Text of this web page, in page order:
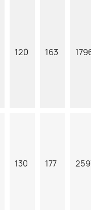
120 163
130 177